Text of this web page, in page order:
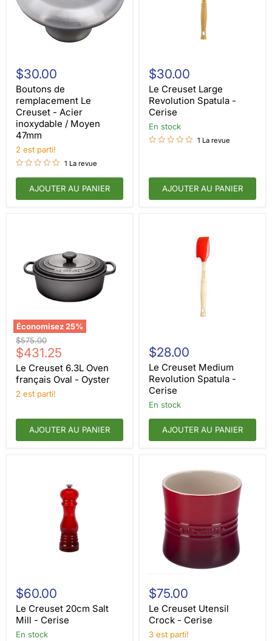
de
remplacement
Le
Creuset
Acier
inoxydable
Moyen
47mm
$30.00
Boutons de
remplacement Le
Creuset - Acier
inoxydable / Moyen
47mm
2 est parti!
1 La revue
AJOUTER AU PANIER
Creuset
Large
Revolution
Spatula
Cerise
$30.00
Le Creuset Large
Revolution Spatula -
Cerise
en stock
1 La revue
AJOUTER AU PANIER
Économisez 25%
Le
Creuset
6.3L
Oven
français
Oval
Prix
d'origine
$575.00
Prix
actuel
$431.25
Le Creuset 6.3L Oven
français Oval - Oyster
2 est parti!
AJOUTER AU PANIER
Creuset
Medium
Revolution
Spatula
Cerise
$28.00
Le Creuset Medium
Revolution Spatula -
Cerise
en stock
AJOUTER AU PANIER
Creuset
20cm
Salt
Mill
Cerise
$60.00
Le Creuset 20cm Salt
Mill - Cerise
en stock
Creuset
Utensil
Crock
Cerise
$75.00
Le Creuset Utensil
Crock - Cerise
3 est parti!